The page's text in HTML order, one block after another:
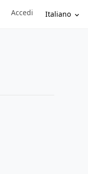
Sign in to your account
Accedi Italiano